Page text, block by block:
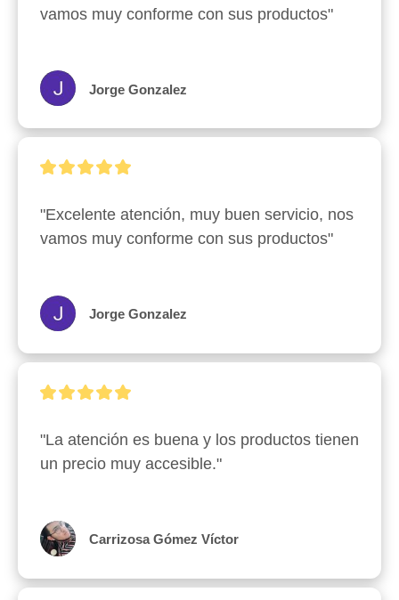
vamos muy conforme con sus productos"
Jorge Gonzalez
"Excelente atención, muy buen servicio, nos
vamos muy conforme con sus productos"
Jorge Gonzalez
"La atención es buena y los productos tienen
un precio muy accesible."
Carrizosa Gómez Víctor